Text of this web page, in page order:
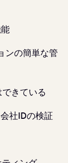
ンの簡単な管
きている
社IDの検証